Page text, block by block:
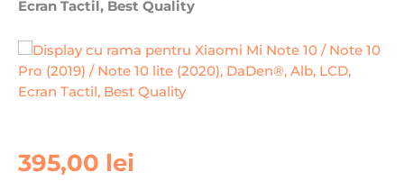
Ecran Tactil, Best Quality
395,00 lei